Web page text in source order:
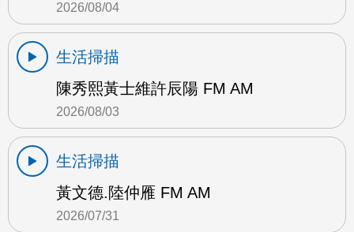
2026/08/04
生活掃描
陳秀熙黃士維許辰陽 FM AM
2026/08/03
生活掃描
黃文德.陸仲雁 FM AM
2026/07/31